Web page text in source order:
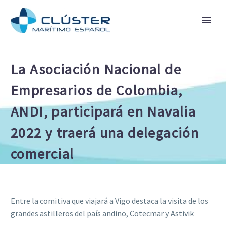
La Asociación Nacional de
Empresarios de Colombia,
ANDI, participará en Navalia
2022 y traerá una delegación
comercial
Entre la comitiva que viajará a Vigo destaca la visita de los
grandes astilleros del país andino, Cotecmar y Astivik